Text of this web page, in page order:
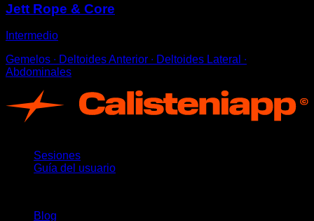
Jett Rope & Core
Intermedio
Gemelos ∙ Deltoides Anterior ∙ Deltoides Lateral ∙
Abdominales
Sesiones
Guía del usuario
Blog